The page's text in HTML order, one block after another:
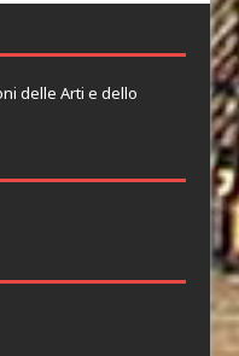
delle Arti e dello